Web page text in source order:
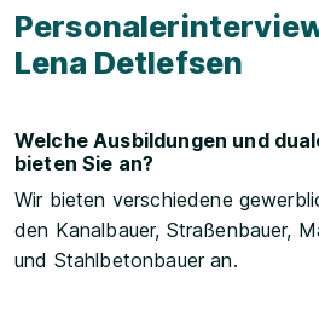
Lena Detlefsen
Welche Ausbildungen und
bieten Sie an?
Wir bieten verschiedene
den Kanalbauer, Straßenbauer,
und Stahlbetonbauer an.